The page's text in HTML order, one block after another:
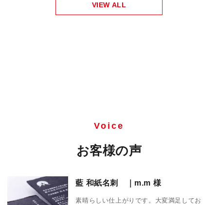
VIEW ALL
Voice
お客様の声
藍 和紙名刺 ｜m.m 様
素晴らしい仕上がりです。大変満足してお